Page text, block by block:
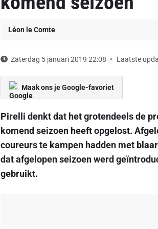
Léon le Comte
Zaterdag 5 januari 2019 22:08 Laatste
Maak ons je Google-favoriet
Pirelli denkt dat het grotendeels de
komend seizoen heeft opgelost.
coureurs te kampen hadden met
dat afgelopen seizoen werd
gebruikt.